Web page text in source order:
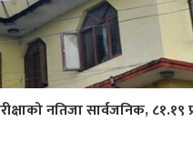
नतिजा सार्वजनिक, ८१.१९